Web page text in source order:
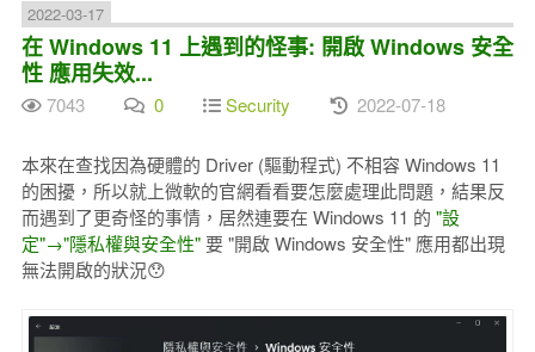
2022-03-17
在 Windows 11 上遇到的怪事: 開啟 Windows 安全
性 應用失效...
7043 0 Security 2022-07-18
本來在查找因為硬體的 Driver (驅動程式) 不相容 Windows 11
的困擾，所以就上微軟的官網看看要怎麼處理此問題，結果反
而遇到了更奇怪的事情，居然連要在 Windows 11 的 "設
定"→"隱私權與安全性"要 "開啟 Windows 安全性" 應用都出現
無法開啟的狀況😯